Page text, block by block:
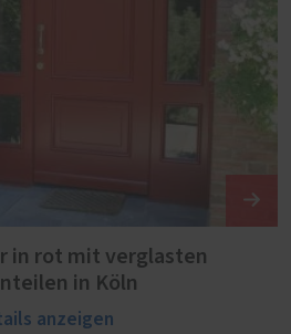
in rot mit verglasten
in Köln
anzeigen